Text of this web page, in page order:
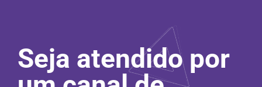
Seja atendido por